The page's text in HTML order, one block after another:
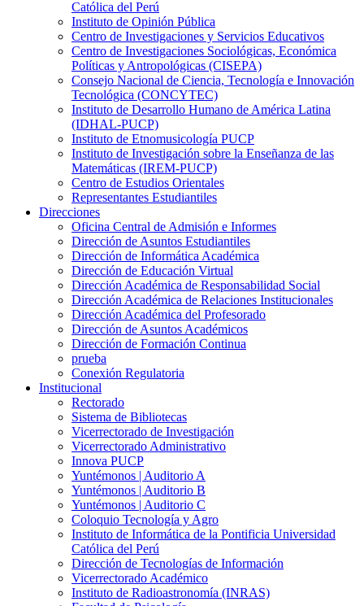
Católica del Perú
Instituto de Opinión Pública
Centro de Investigaciones y Servicios Educativos
Centro de Investigaciones Sociológicas, Económica
Políticas y Antropológicas (CISEPA)
Consejo Nacional de Ciencia, Tecnología e Innovación
Tecnológica (CONCYTEC)
Instituto de Desarrollo Humano de América Latina
(IDHAL-PUCP)
Instituto de Etnomusicología PUCP
Instituto de Investigación sobre la Enseñanza de las
Matemáticas (IREM-PUCP)
Centro de Estudios Orientales
Representantes Estudiantiles
Direcciones
Oficina Central de Admisión e Informes
Dirección de Asuntos Estudiantiles
Dirección de Informática Académica
Dirección de Educación Virtual
Dirección Académica de Responsabilidad Social
Dirección Académica de Relaciones Institucionales
Dirección Académica del Profesorado
Dirección de Asuntos Académicos
Dirección de Formación Continua
prueba
Conexión Regulatoria
Institucional
Rectorado
Sistema de Bibliotecas
Vicerrectorado de Investigación
Vicerrectorado Administrativo
Innova PUCP
Yuntémonos | Auditorio A
Yuntémonos | Auditorio B
Yuntémonos | Auditorio C
Coloquio Tecnología y Agro
Instituto de Informática de la Pontificia Universidad
Católica del Perú
Dirección de Tecnologías de Información
Vicerrectorado Académico
Instituto de Radioastronomía (INRAS)